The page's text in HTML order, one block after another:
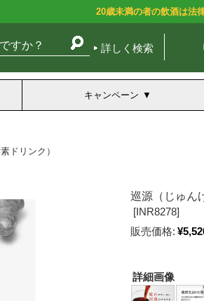
20歳未満の者の飲酒は法
詳しく検索
キャンペーン
ドリンク）
巡源（じゅん
[INR8278]
販売価格:
詳細画像